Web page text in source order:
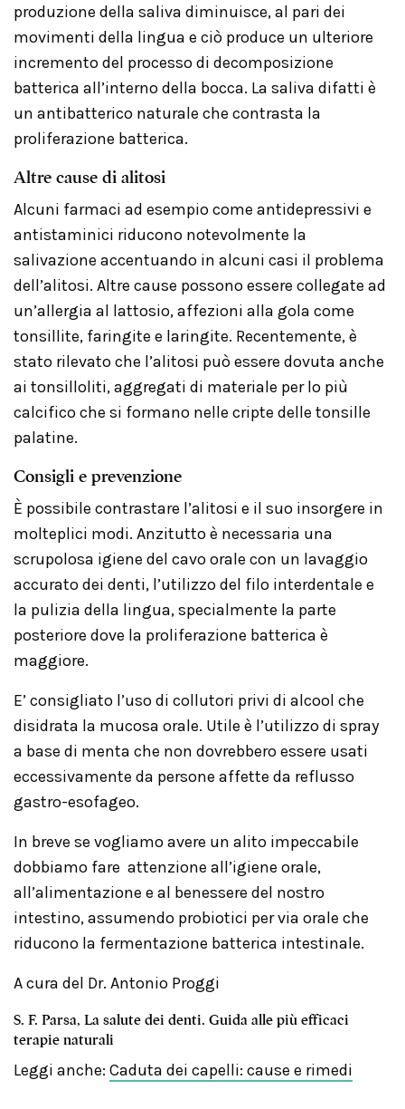
produzione della saliva diminuisce, al pari dei
movimenti della lingua e ciò produce un ulteriore
incremento del processo di decomposizione
batterica all’interno della bocca. La saliva difatti è
un antibatterico naturale che contrasta la
proliferazione batterica.
Altre cause di alitosi
Alcuni farmaci ad esempio come antidepressivi e
antistaminici riducono notevolmente la
salivazione accentuando in alcuni casi il problema
dell’alitosi. Altre cause possono essere collegate ad
un’allergia al lattosio, affezioni alla gola come
tonsillite, faringite e laringite. Recentemente, è
stato rilevato che l’alitosi può essere dovuta anche
ai tonsilloliti, aggregati di materiale per lo più
calcifico che si formano nelle cripte delle tonsille
palatine.
Consigli e prevenzione
È possibile contrastare l’alitosi e il suo insorgere in
molteplici modi. Anzitutto è necessaria una
scrupolosa igiene del cavo orale con un lavaggio
accurato dei denti, l’utilizzo del filo interdentale e
la pulizia della lingua, specialmente la parte
posteriore dove la proliferazione batterica è
maggiore.
E’ consigliato l’uso di collutori privi di alcool che
disidrata la mucosa orale. Utile è l’utilizzo di spray
a base di menta che non dovrebbero essere usati
eccessivamente da persone affette da reflusso
gastro-esofageo.
In breve se vogliamo avere un alito impeccabile
dobbiamo fare attenzione all’igiene orale,
all’alimentazione e al benessere del nostro
intestino, assumendo probiotici per via orale che
riducono la fermentazione batterica intestinale.
A cura del Dr. Antonio Proggi
S. F. Parsa, La salute dei denti. Guida alle più efficaci
terapie naturali
Leggi anche:Caduta dei capelli: cause e rimedi